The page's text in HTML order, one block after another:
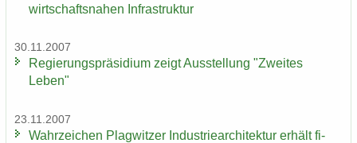
wirt­schafts­na­hen In­fra­struk­tur
30.11.2007
Re­gie­rungs­prä­si­di­um zeigt Aus­stel­lung "Zwei­tes
Leben"
23.11.2007
Wahr­zei­chen Plag­wit­zer In­dus­trie­ar­chi­tek­tur er­hält fi­